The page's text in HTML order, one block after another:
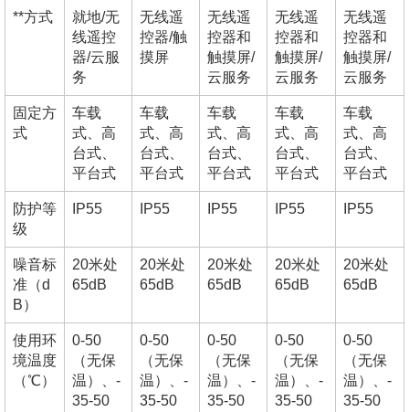
**方式
就地/无
线遥控
器/云服
务
无线遥
控器/触
摸屏
无线遥
控器和
触摸屏/
云服务
无线遥
控器和
触摸屏/
云服务
无线遥
控器和
触摸屏/
云服务
固定方
式
车载
式、高
台式、
平台式
车载
式、高
台式、
平台式
车载
式、高
台式、
平台式
车载
式、高
台式、
平台式
车载
式、高
台式、
平台式
防护等
级
IP55 IP55 IP55 IP55 IP55
噪音标
准（d
B）
20米处
65dB
20米处
65dB
20米处
65dB
20米处
65dB
20米处
65dB
使用环
境温度
（℃）
0-50
（无保
温）、-
35-50
0-50
（无保
温）、-
35-50
0-50
（无保
温）、-
35-50
0-50
（无保
温）、-
35-50
0-50
（无保
温）、-
35-50